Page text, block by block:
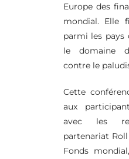
Europe des
mondial. Elle
parmi les pays
le domaine
contre le
Cette
aux
avec les
partenariat
Fonds